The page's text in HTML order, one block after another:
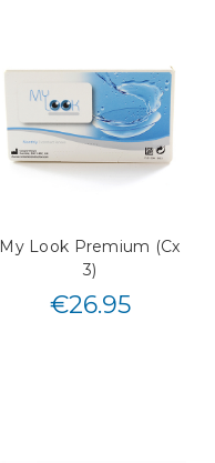
My Look Premium (Cx
3)
€26.95